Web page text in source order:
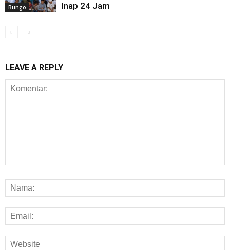
Bungo
Inap 24 Jam
LEAVE A REPLY